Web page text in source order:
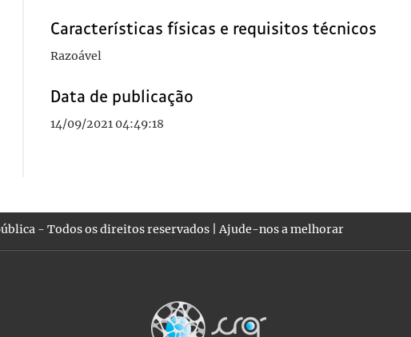
Características físicas e requisitos técnicos
Razoável
Data de publicação
14/09/2021 04:49:18
- Todos os direitos reservados |Ajude-nos a melhorar